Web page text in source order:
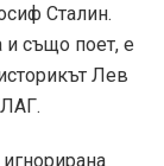
Сталин.
и също поет, е
Лев